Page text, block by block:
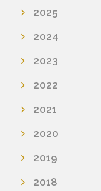
2025
2024
2023
2022
2021
2020
2019
2018